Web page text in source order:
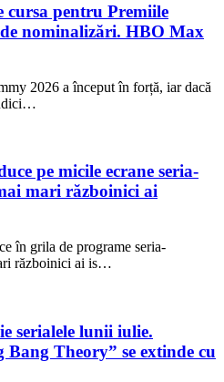
cursa pentru Premiile
nominalizări. HBO Max
2026 a început în forță, iar dacă
pe micile ecrane seria-
mari războinici ai
în grila de programe seria-
războinici ai is…
serialele lunii iulie.
Theory” se extinde cu